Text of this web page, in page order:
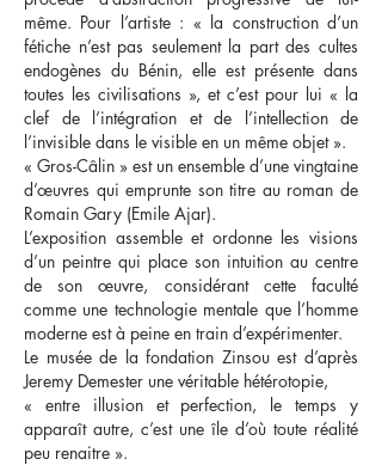
même. Pour l’artiste : « la construction d’un
fétiche n’est pas seulement la part des cultes
endogènes du Bénin, elle est présente dans
toutes les civilisations », et c’est pour lui « la
clef de l’intégration et de l’intellection de
l’invisible dans le visible en un même objet ».
« Gros-Câlin » est un ensemble d’une vingtaine
d’œuvres qui emprunte son titre au roman de
Romain Gary (Emile Ajar).
L’exposition assemble et ordonne les visions
d’un peintre qui place son intuition au centre
de son œuvre, considérant cette faculté
comme une technologie mentale que l’homme
moderne est à peine en train d’expérimenter.
Le musée de la fondation Zinsou est d’après
Jeremy Demester une véritable hétérotopie,
« entre illusion et perfection, le temps y
apparaît autre, c’est une île d’où toute réalité
peu renaitre ».